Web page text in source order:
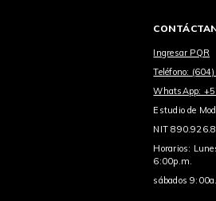
Ingresar PQR
Teléfono:
WhatsApp:
Estudio de
NIT
Horarios:
6:00p.m.
sábados